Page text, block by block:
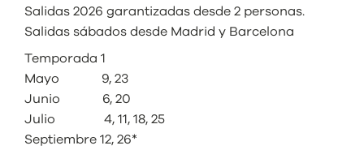
Salidas 2026 garantizadas desde 2 personas.
Salidas sábados desde Madrid y Barcelona
Temporada 1
Mayo 9, 23
Junio 6, 20
Julio 4, 11, 18, 25
Septiembre 12, 26*